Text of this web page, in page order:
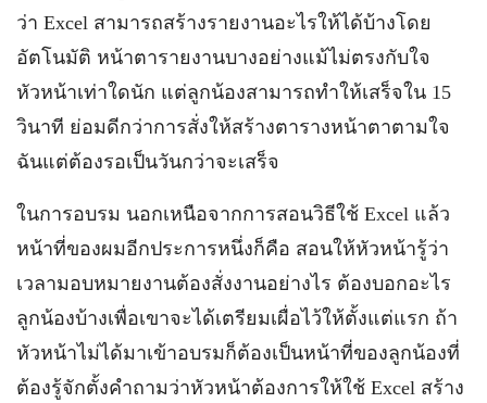
ว่า Excel สามารถสร้างรายงานอะไรให้ได้บ้างโดย
อัตโนมัติ หน้าตารายงานบางอย่างแม้ไม่ตรงกับใจ
หัวหน้าเท่าใดนัก แต่ลูกน้องสามารถทำให้เสร็จใน 15
วินาที ย่อมดีกว่าการสั่งให้สร้างตารางหน้าตาตามใจ
ฉันแต่ต้องรอเป็นวันกว่าจะเสร็จ
ในการอบรม นอกเหนือจากการสอนวิธีใช้ Excel แล้ว
หน้าที่ของผมอีกประการหนึ่งก็คือ สอนให้หัวหน้ารู้ว่า
เวลามอบหมายงานต้องสั่งงานอย่างไร ต้องบอกอะไร
ลูกน้องบ้างเพื่อเขาจะได้เตรียมเผื่อไว้ให้ตั้งแต่แรก ถ้า
หัวหน้าไม่ได้มาเข้าอบรมก็ต้องเป็นหน้าที่ของลูกน้องที่
ต้องรู้จักตั้งคำถามว่าหัวหน้าต้องการให้ใช้ Excel สร้าง